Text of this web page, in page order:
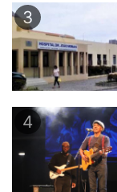
3
4